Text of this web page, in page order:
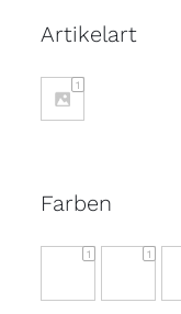
Artikelart
1
Farben
1 1